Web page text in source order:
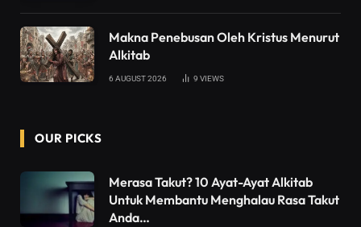
Makna Penebusan Oleh Kristus Menurut
Alkitab
6 AUGUST 2026 9 VIEWS
OUR PICKS
Merasa Takut? 10 Ayat-Ayat Alkitab
Untuk Membantu Menghalau Rasa Takut
Anda…